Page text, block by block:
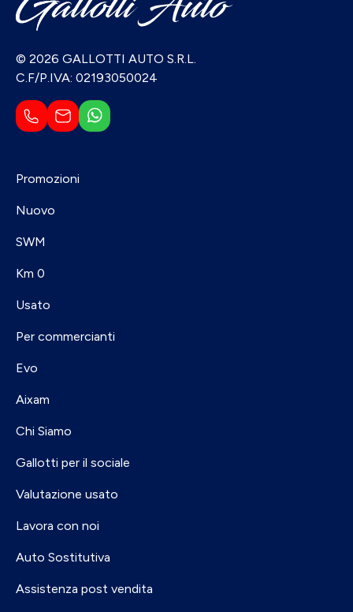
© 2026 GALLOTTI AUTO S.R.L.
C.F/P.IVA: 02193050024
Promozioni
Nuovo
SWM
Km 0
Usato
Per commercianti
Evo
Aixam
Chi Siamo
Gallotti per il sociale
Valutazione usato
Lavora con noi
Auto Sostitutiva
Assistenza post vendita